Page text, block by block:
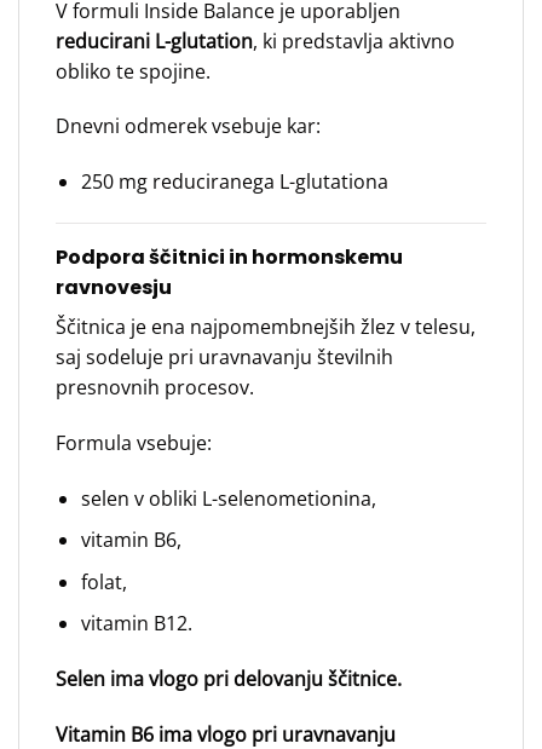
V formuli Inside Balance je uporabljen
reducirani L-glutation, ki predstavlja aktivno
obliko te spojine.
Dnevni odmerek vsebuje kar:
250 mg reduciranega L-glutationa
Podpora ščitnici in hormonskemu
ravnovesju
Ščitnica je ena najpomembnejših žlez v telesu,
saj sodeluje pri uravnavanju številnih
presnovnih procesov.
Formula vsebuje:
selen v obliki L-selenometionina,
vitamin B6,
folat,
vitamin B12.
Selen ima vlogo pri delovanju ščitnice.
Vitamin B6 ima vlogo pri uravnavanju